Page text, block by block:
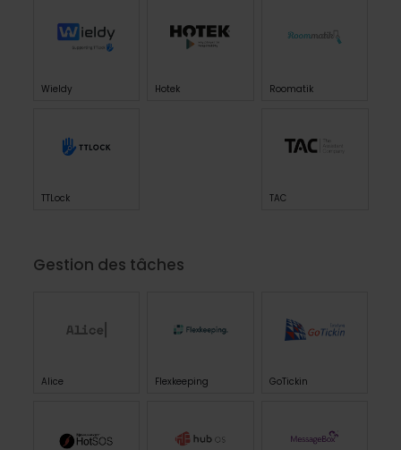
Wieldy Hotek Roomatik
TTLock TAC
Gestion des tâches
Alice Flexkeeping GoTickin